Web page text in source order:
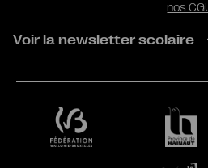
nos
Voir la newsletter scolaire